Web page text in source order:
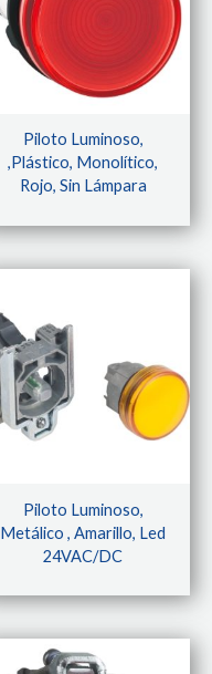
Piloto Luminoso,
,plástico, Monolítico,
Rojo, Sin Lámpara
Piloto Luminoso,
Metálico , Amarillo, Led
24VAC/DC